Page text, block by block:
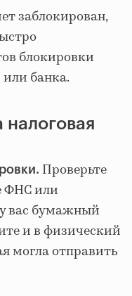
заблокирован,
блокировки
или банка.
налоговая
Проверьте
ФНС или
вас бумажный
и в физический
могла отправить